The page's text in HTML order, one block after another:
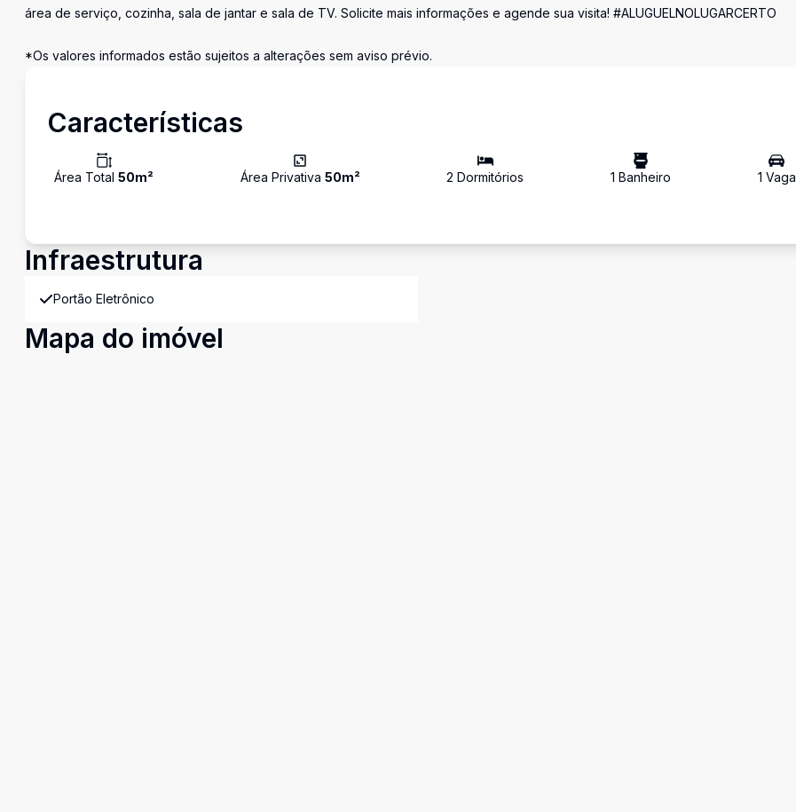
área de serviço, cozinha, sala de jantar e sala de TV. Solicite mais informações e agende sua visita! #ALUGUELNOLUGARCERTO
*Os valores informados estão sujeitos a alterações sem aviso prévio.
Características
Área Total 50m² Área Privativa 50m² 2 Dormitórios 1 Banheiro 1 Vaga
Infraestrutura
Portão Eletrônico
Mapa do imóvel